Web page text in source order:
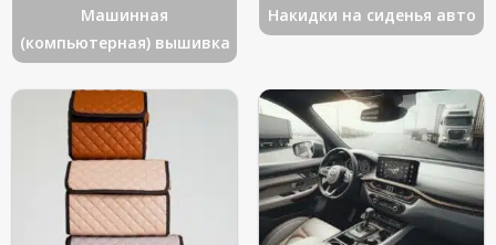
Машинная
(компьютерная) вышивка
Накидки на сиденья авто